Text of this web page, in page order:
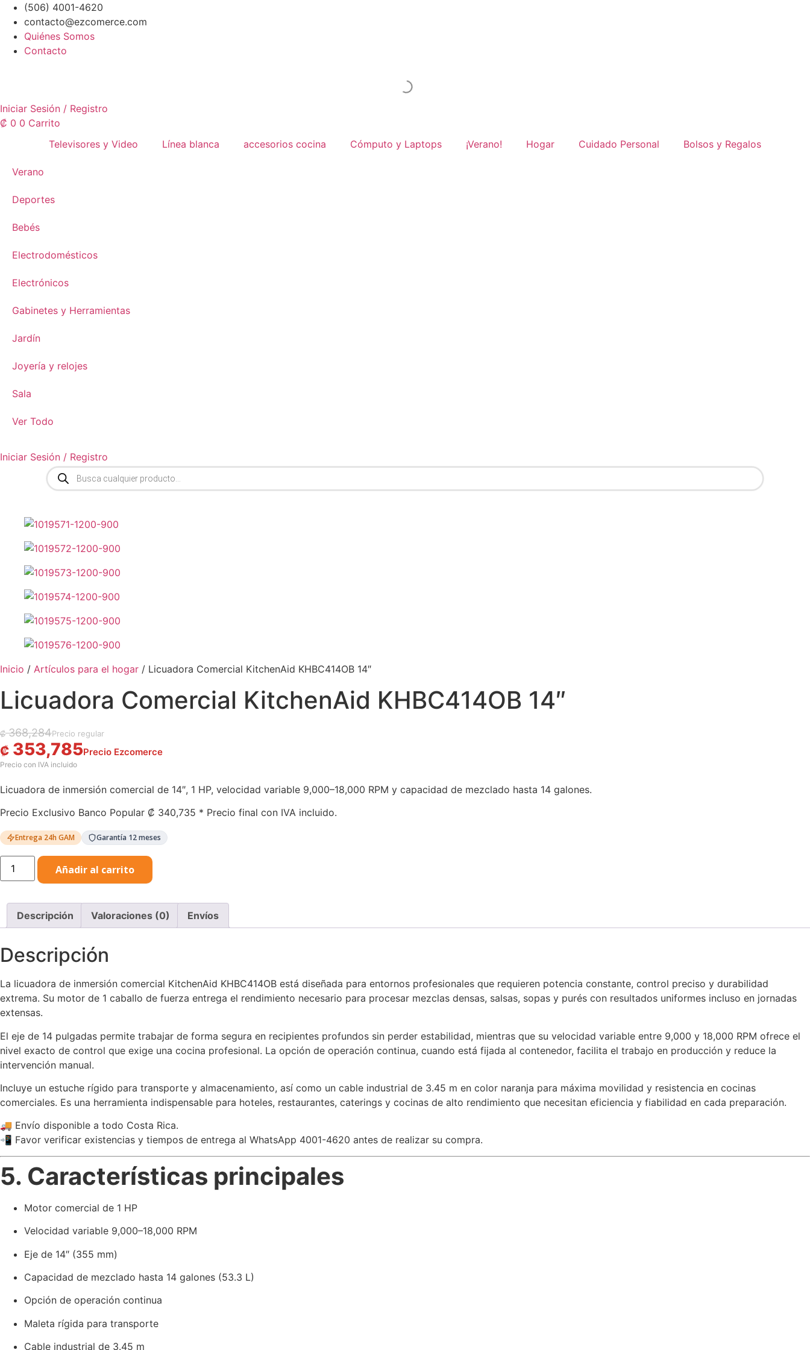
contenido
(506) 4001-4620
contacto@ezcomerce.com
Quiénes Somos
Contacto
Iniciar Sesión / Registro
₡ 0 0 Carrito
Televisores y Video
Línea blanca accesorios cocina Cómputo y Laptops ¡Verano! Hogar Cuidado Personal Bolsos y Regalos
Verano
Deportes
Bebés
Electrodomésticos
Electrónicos
Gabinetes y Herramientas
Jardín
Joyería y relojes
Sala
Ver Todo
Iniciar Sesión / Registro
Búsqueda
de
productos
Inicio / Artículos para el hogar / Licuadora Comercial KitchenAid KHBC414OB 14″
Licuadora Comercial KitchenAid KHBC414OB 14″
₡368,284
El precio original era: ₡ 368,284.
₡ 353,785
El precio actual es: ₡ 353,785.
Licuadora de inmersión comercial de 14″, 1 HP, velocidad variable 9,000–18,000 RPM y capacidad de mezclado hasta 14 galones.
Precio Exclusivo Banco Popular ₡ 340,735 * Precio final con IVA incluido.
Entrega 24h GAM Garantía 12 meses
Licuadora
Comercial
KitchenAid
cantidad
Añadir al carrito
Descripción Valoraciones (0) Envíos
Descripción
La licuadora de inmersión comercial KitchenAid KHBC414OB está diseñada para entornos profesionales que requieren potencia constante, control preciso y durabilidad
extrema. Su motor de 1 caballo de fuerza entrega el rendimiento necesario para procesar mezclas densas, salsas, sopas y purés con resultados uniformes incluso en jornadas
extensas.
El eje de 14 pulgadas permite trabajar de forma segura en recipientes profundos sin perder estabilidad, mientras que su velocidad variable entre 9,000 y 18,000 RPM ofrece el
nivel exacto de control que exige una cocina profesional. La opción de operación continua, cuando está fijada al contenedor, facilita el trabajo en producción y reduce la
intervención manual.
Incluye un estuche rígido para transporte y almacenamiento, así como un cable industrial de 3.45 m en color naranja para máxima movilidad y resistencia en cocinas
comerciales. Es una herramienta indispensable para hoteles, restaurantes, caterings y cocinas de alto rendimiento que necesitan eficiencia y fiabilidad en cada preparación.
🚚 Envío disponible a todo Costa Rica.
📲 Favor verificar existencias y tiempos de entrega al WhatsApp 4001-4620 antes de realizar su compra.
5. Características principales
Motor comercial de 1 HP
Velocidad variable 9,000–18,000 RPM
Eje de 14″ (355 mm)
Capacidad de mezclado hasta 14 galones (53.3 L)
Opción de operación continua
Maleta rígida para transporte
Cable industrial de 3.45 m